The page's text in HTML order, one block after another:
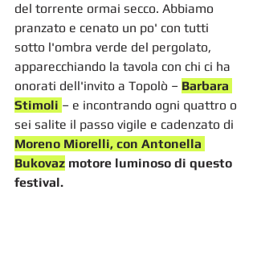
del torrente ormai secco. Abbiamo
pranzato e cenato un po' con tutti
sotto l'ombra verde del pergolato,
apparecchiando la tavola con chi ci ha
onorati dell'invito a Topolò – Barbara
Stimoli – e incontrando ogni quattro o
sei salite il passo vigile e cadenzato di
Moreno Miorelli, con Antonella
Bukovaz motore luminoso di questo
festival.